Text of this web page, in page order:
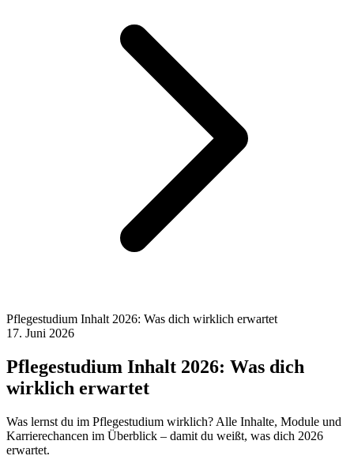
Pflegestudium Inhalt 2026: Was dich wirklich erwartet
17. Juni 2026
Pflegestudium Inhalt 2026: Was dich
wirklich erwartet
Was lernst du im Pflegestudium wirklich? Alle Inhalte, Module und
Karrierechancen im Überblick – damit du weißt, was dich 2026
erwartet.